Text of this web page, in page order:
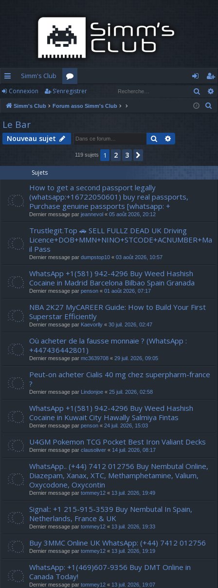
cc
ès
ra
pi
Simm's Club
or
u
o
n
’e
nr
Connexion S’enregistrer
Simm's Club Forum asso Simm's Club
h
Le Bar
Nouveau sujet Rechercher
119 sujets 1 2 3
Sujets
How to get a second passport legally
(whatsapp:+16722050601) buy real passports,
Purchase genuine passports [whatsapp: +
Dernier message par jeannevol « 05 août 2026, 20:12
Trustlegit.Top 🚗 SELL FULLZ DEAD UK Driving
Licence+DOB+MMN+NINO+STCODE+ACNUMBER+Ma
il Pass
Dernier message par dumpstop10 « 03 août 2026, 10:57
WhatsApp +1(581) 942-4296 Buy Weed Hashish
Cocaine in Madrid Barcelona Bilbao Spain Granada
Dernier message par penson « 01 août 2026, 07:17
NBA 2K27 MyCAREER Guide: How to Build Your First
Superstar Efficiently
Dernier message par Kaevorlly « 30 juil. 2026, 02:47
Où acheter de la fausse monnaie ? (WhatsApp :
+447436442801)
Dernier message par mc3639708 « 29 juil. 2026, 09:05
Peut-on acheter Cialis 40 mg chez superpharm-france
?
Dernier message par Lindonjoe « 25 juil. 2026, 02:58
WhatsApp +1(581) 942-4296 Buy Weed Hashish
Cocaine in Kuwait City Hawally Salmiya Fintas
Dernier message par penson « 24 juil. 2026, 15:03
U4GM Pokemon TCG Pocket Best Iron Valiant Decks
Dernier message par clausoliver « 14 juil. 2026, 08:17
WhatsApp.. (+44) 7412 012756 Buy Nembutal Online,
Diazepam, Xanax, XTC, Methamphetamine, Valium,
Oxycodone, Oxycontin
Dernier message par tommey12 « 13 juil. 2026, 19:49
Signal:: +1 215-915-3539 Buy Nembutal In Spain,
Netherlands, France & UK
Dernier message par tommey12 « 13 juil. 2026, 19:33
Buy 3MMC Online UK WhatsApp: (+44) 7412 012756
Dernier message par tommey12 « 13 juil. 2026, 19:19
WhatsApp: +1(469)607-9356 Buy DMT Online in
Canada Today!
Dernier message par tommey12 « 13 juil. 2026, 19:07